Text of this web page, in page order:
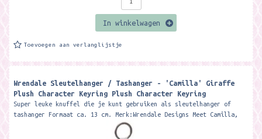
In winkelwagen
Toevoegen aan verlanglijstje
Wrendale Sleutelhanger / Tashanger - 'Camilla' Giraffe
Plush Character Keyring Plush Character Keyring
Super leuke knuffel die je kunt gebruiken als sleutelhanger of
tashanger Formaat ca. 13 cm. Merk:Wrendale Designs Meet Camilla,